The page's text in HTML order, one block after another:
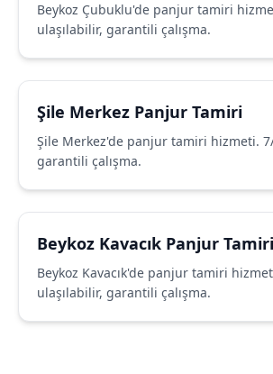
Beykoz Çubuklu'de panjur tamiri
ulaşılabilir, garantili çalışma.
Şile Merkez Panjur Tamiri
Şile Merkez'de panjur tamiri hizmeti.
garantili çalışma.
Beykoz Kavacık Panjur Tamiri
Beykoz Kavacık'de panjur tamiri
ulaşılabilir, garantili çalışma.